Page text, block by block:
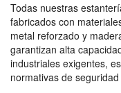
Todas nuestras
fabricados con
metal reforzado y
garantizan alta
industriales exigentes,
normativas de